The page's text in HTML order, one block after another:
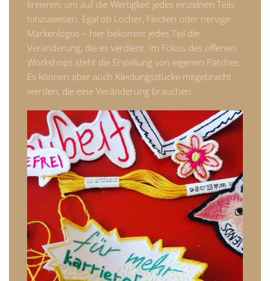
kreieren, um auf die Wertigkeit jedes einzelnen Teils
hinzuweisen. Egal ob Löcher, Flecken oder nervige
Markenlogos – hier bekommt jedes Teil die
Veränderung, die es verdient. Im Fokus des offenen
Workshops steht die Erstellung von eigenen Patches.
Es können aber auch Kleidungsstücke mitgebracht
werden, die eine Veränderung brauchen.